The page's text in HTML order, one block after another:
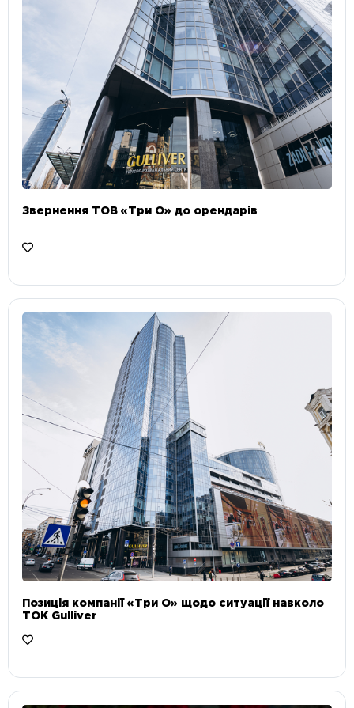
Звернення ТОВ «Три О» до орендарів
Позиція компанії «Три О» щодо ситуації навколо
ТОК Gulliver